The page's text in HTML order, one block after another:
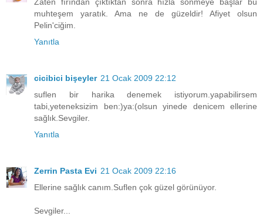
muhteşem yaratık. Ama ne de güzeldir! Afiyet olsun
Pelin'ciğim.
Yanıtla
cicibici bişeyler 21 Ocak 2009 22:12
suflen bir harika denemek istiyorum.yapabilirsem
tabi,yeteneksizim ben:)ya:(olsun yinede denicem ellerine
sağlık.Sevgiler.
Yanıtla
Zerrin Pasta Evi 21 Ocak 2009 22:16
Ellerine sağlık canım.Suflen çok güzel görünüyor.
Sevgiler...